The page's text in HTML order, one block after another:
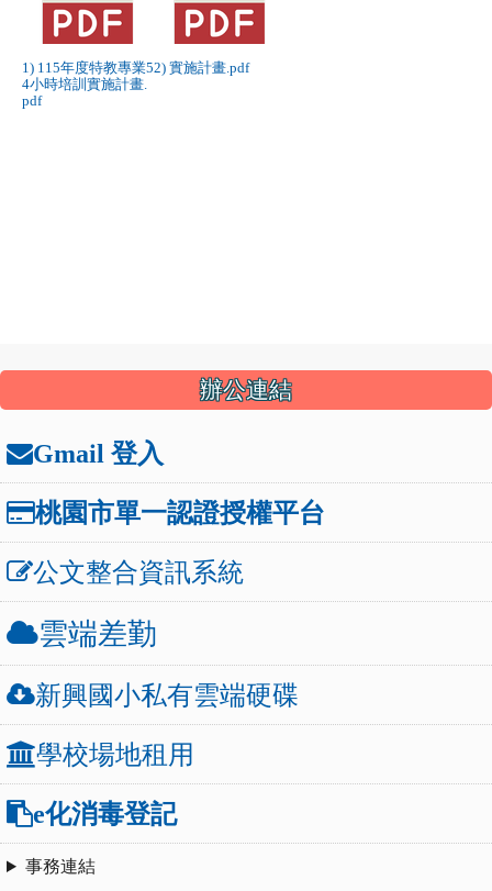
教
專
畫.pdf
1) 115年度特教專業5
4小時培訓實施計畫.
pdf
2) 實施計畫.pdf
辦公連結
Gmail 登入
桃園市單一認證授權平台
公文整合資訊系統
雲端差勤
新興國小私有雲端硬碟
學校場地租用
e化消毒登記
事務連結